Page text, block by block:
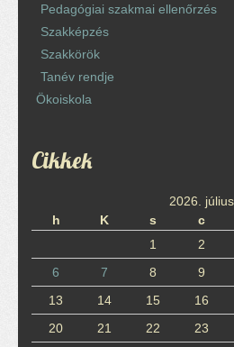
Pedagógiai szakmai ellenőrzés
Szakképzés
Szakkörök
Tanév rendje
Ökoiskola
Cikkek
2026. július
h
K s c
1
2
6
7 8 9
13
14 15 16
20
21 22 23